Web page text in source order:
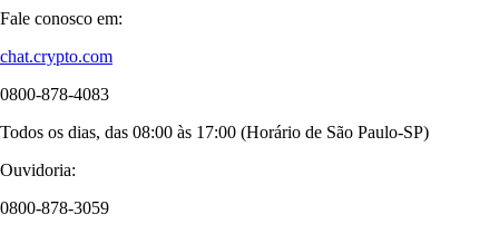
Fale conosco em:
chat.crypto.com
0800-878-4083
Todos os dias, das 08:00 às 17:00 (Horário de São Paulo-SP)
Ouvidoria:
0800-878-3059